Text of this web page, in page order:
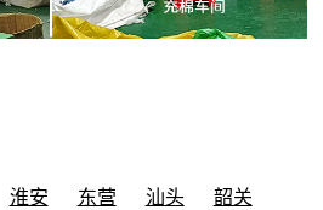
淮安 东营 汕头
韶关